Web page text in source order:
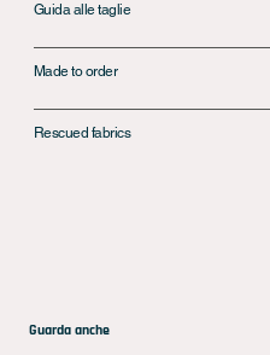
Guida alle taglie
Made to order
Rescued fabrics
Guarda anche